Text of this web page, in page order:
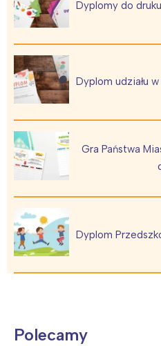
Dyplomy do
Dyplom udziału
Gra Państwa
Dyplom
Polecamy